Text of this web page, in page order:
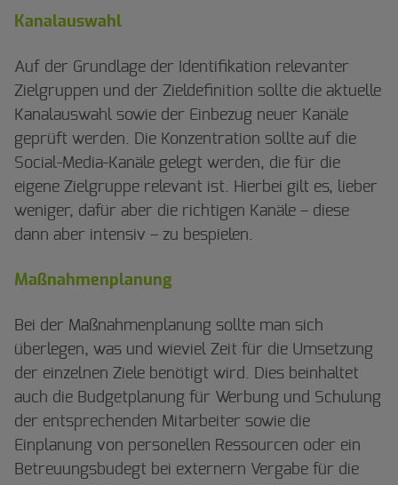
Kanalauswahl
Auf der Grundlage der Identifikation relevanter
Zielgruppen und der Zieldefinition sollte die aktuelle
Kanalauswahl sowie der Einbezug neuer Kanäle
geprüft werden. Die Konzentration sollte auf die
Social-Media-Kanäle gelegt werden, die für die
eigene Zielgruppe relevant ist. Hierbei gilt es, lieber
weniger, dafür aber die richtigen Kanäle – diese
dann aber intensiv – zu bespielen.
Maßnahmenplanung
Bei der Maßnahmenplanung sollte man sich
überlegen, was und wieviel Zeit für die Umsetzung
der einzelnen Ziele benötigt wird. Dies beinhaltet
auch die Budgetplanung für Werbung und Schulung
der entsprechenden Mitarbeiter sowie die
Einplanung von personellen Ressourcen oder ein
Betreuungsbudegt bei externern Vergabe für die